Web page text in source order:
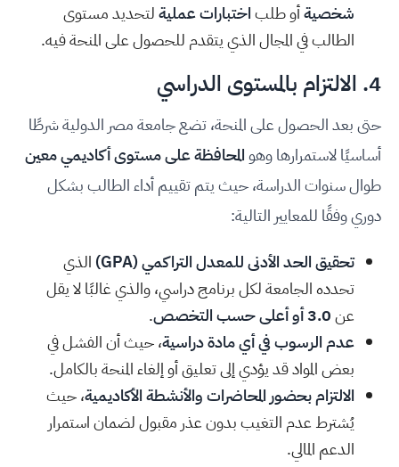
شخصيةأو طلباختبارات عمليةلتحديد مستوى
الطالب في المجال الذي يتقدم للحصول على المنحة فيه.
4. الالتزام بالمستوى الدراسي
حتى بعد الحصول على المنحة، تضع جامعة مصر الدولية شرطًا
أساسيًا لاستمرارها وهوالمحافظة على مستوى أكاديمي معين
طوال سنوات الدراسة، حيث يتم تقييم أداء الطالب بشكل
دوري وفقًا للمعايير التالية:
تحقيق الحد الأدنى للمعدل التراكمي (GPA)
الذي
تحدده الجامعة لكل برنامج دراسي، والذي غالبًا لا يقل
عن3.0 أو أعلى حسب التخصص
.
عدم الرسوب في أي مادة دراسية، حيث أن الفشل في
بعض المواد قد يؤدي إلى تعليق أو إلغاء المنحة بالكامل.
الالتزام بحضور المحاضرات والأنشطة الأكاديمية، حيث
يُشترط عدم التغيب بدون عذر مقبول لضمان استمرار
الدعم المالي.